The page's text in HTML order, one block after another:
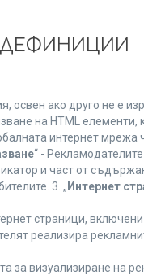
ДЕФИНИЦИИ
ако друго не е
на HTML
интернет мрежа
“ -
и част от
3. „ Интернет
страници,
реализира
за визуализиране на